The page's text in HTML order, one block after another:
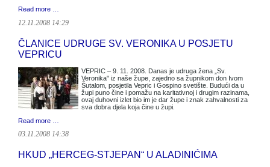
Read more …
12.11.2008 14:29
ČLANICE UDRUGE SV. VERONIKA U POSJETU
VEPRICU
VEPRIC – 9. 11. 2008. Danas je udruga žena „Sv.
Veronika" iz naše župe, zajedno sa župnikom don Ivom
Šutalom, posjetila Vepric i Gospino svetište. Budući da u
župi puno čine i pomažu na karitativnoj i drugim razinama,
ovaj duhovni izlet bio im je dar župe i znak zahvalnosti za
sva dobra djela koja čine u župi.
Read more …
03.11.2008 14:38
HKUD „HERCEG-STJEPAN“ U ALADINIĆIMA